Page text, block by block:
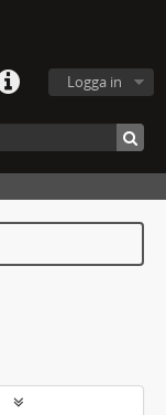
Logga in